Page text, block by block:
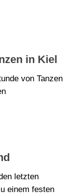
in Kiel
von Tanzen
letzten
einem festen